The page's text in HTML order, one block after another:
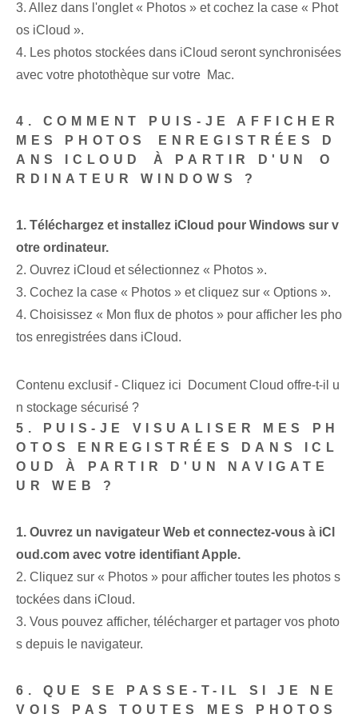
3. Allez dans l'onglet « Photos » et cochez la case « Phot
os iCloud ».
4. Les photos stockées dans iCloud seront synchronisées
avec votre photothèque sur votre ‌ Mac.
4. COMMENT PUIS-JE AFFICHER
MES PHOTOS⁣ ENREGISTRÉES D
ANS ICLOUD⁢ À PARTIR D'UN ⁤O
RDINATEUR WINDOWS ?
1. Téléchargez et installez iCloud pour Windows sur v
otre ordinateur.
2. Ouvrez iCloud et sélectionnez « Photos ».
3. Cochez la case « Photos »⁤ et cliquez sur « Options ».
4. Choisissez « Mon flux de photos » pour afficher les pho
tos enregistrées dans iCloud.
Contenu exclusif - Cliquez ici Document Cloud offre-t-il u
n stockage sécurisé ?
5. PUIS-JE VISUALISER MES PH
OTOS ENREGISTRÉES DANS ICL
OUD À PARTIR D'UN NAVIGATE
UR WEB ?
1. Ouvrez un navigateur Web et connectez-vous à iCl
oud.com avec votre identifiant Apple.
2. Cliquez sur « Photos » pour afficher toutes les photos s
tockées dans iCloud.
3.‍ Vous pouvez ‌afficher, télécharger et partager vos photo
s depuis le navigateur.
6. QUE SE PASSE-T-IL SI JE NE
VOIS PAS TOUTES MES PHOTOS